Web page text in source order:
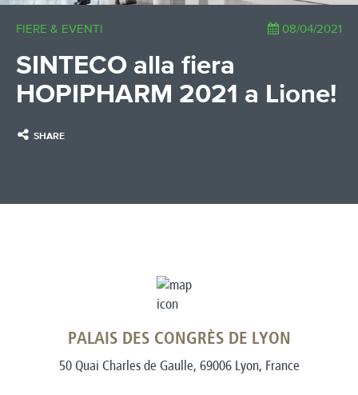
FIERE & EVENTI 08/04/2021
SINTECO alla fiera
HOPIPHARM 2021 a Lione!
SHARE
PALAIS DES CONGRÈS DE LYON
50 Quai Charles de Gaulle, 69006 Lyon, France